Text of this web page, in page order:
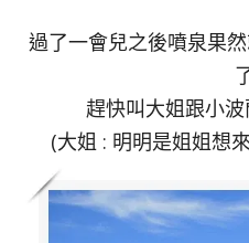
過了一會兒之後噴泉果
趕快叫大姐跟小
(大姐 : 明明是姐姐想